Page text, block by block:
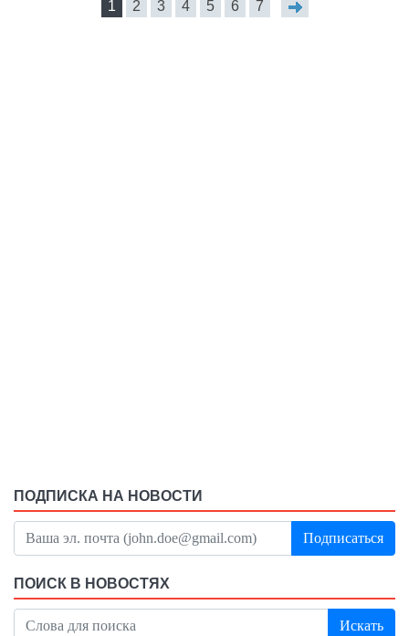
1 2 3 4 5 6 7
ПОДПИСКА НА НОВОСТИ
Подписаться
ПОИСК В НОВОСТЯХ
Искать